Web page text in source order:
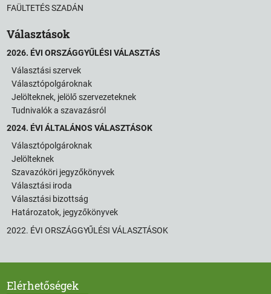
FAÜLTETÉS SZADÁN
Választások
2026. ÉVI ORSZÁGGYŰLÉSI VÁLASZTÁS
Választási szervek
Választópolgároknak
Jelölteknek, jelölő szervezeteknek
Tudnivalók a szavazásról
2024. ÉVI ÁLTALÁNOS VÁLASZTÁSOK
Választópolgároknak
Jelölteknek
Szavazóköri jegyzőkönyvek
Választási iroda
Választási bizottság
Határozatok, jegyzőkönyvek
2022. ÉVI ORSZÁGGYŰLÉSI VÁLASZTÁSOK
Elérhetőségek